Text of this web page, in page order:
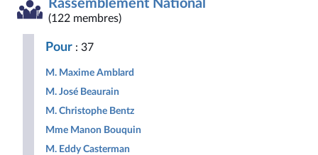
Nouveau
Front
Démocrate
Républicaine
des
non
Rassemblement National
(122 membres)
Pour : 37
M. Maxime Amblard
M. José Beaurain
M. Christophe Bentz
Mme Manon Bouquin
M. Eddy Casterman